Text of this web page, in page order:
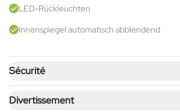
LED-Rückleuchten
Innenspiegel automatisch abblendend
Sécurité
Divertissement